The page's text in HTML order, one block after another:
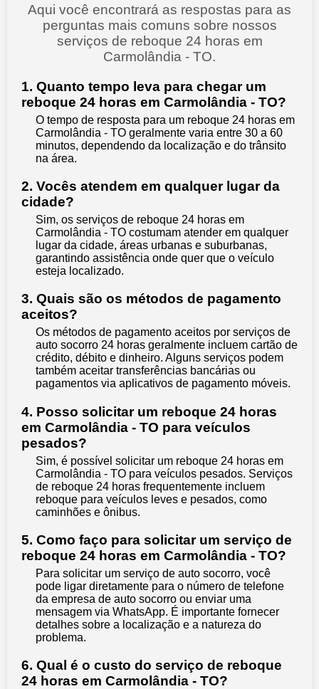
Aqui você encontrará as respostas para as
perguntas mais comuns sobre nossos
serviços de reboque 24 horas em
Carmolândia - TO.
1. Quanto tempo leva para chegar um
reboque 24 horas em Carmolândia - TO?
O tempo de resposta para um reboque 24 horas em
Carmolândia - TO geralmente varia entre 30 a 60
minutos, dependendo da localização e do trânsito
na área.
2. Vocês atendem em qualquer lugar da
cidade?
Sim, os serviços de reboque 24 horas em
Carmolândia - TO costumam atender em qualquer
lugar da cidade, áreas urbanas e suburbanas,
garantindo assistência onde quer que o veículo
esteja localizado.
3. Quais são os métodos de pagamento
aceitos?
Os métodos de pagamento aceitos por serviços de
auto socorro 24 horas geralmente incluem cartão de
crédito, débito e dinheiro. Alguns serviços podem
também aceitar transferências bancárias ou
pagamentos via aplicativos de pagamento móveis.
4. Posso solicitar um reboque 24 horas
em Carmolândia - TO para veículos
pesados?
Sim, é possível solicitar um reboque 24 horas em
Carmolândia - TO para veículos pesados. Serviços
de reboque 24 horas frequentemente incluem
reboque para veículos leves e pesados, como
caminhões e ônibus.
5. Como faço para solicitar um serviço de
reboque 24 horas em Carmolândia - TO?
Para solicitar um serviço de auto socorro, você
pode ligar diretamente para o número de telefone
da empresa de auto socorro ou enviar uma
mensagem via WhatsApp. É importante fornecer
detalhes sobre a localização e a natureza do
problema.
6. Qual é o custo do serviço de reboque
24 horas em Carmolândia - TO?